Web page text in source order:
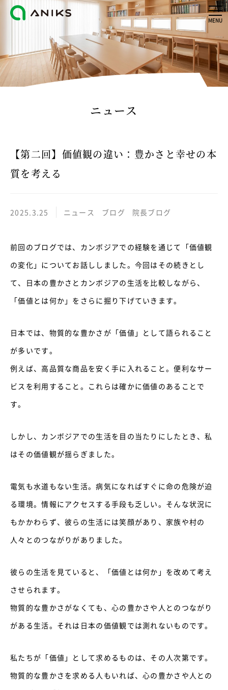
MENU
ニュース
【第二回】価値観の違い：豊かさと幸せの本
質を考える
2025.3.25 ニュース ブログ 院長ブログ
前回のブログでは、カンボジアでの経験を通じて「価値観
の変化」についてお話ししました。今回はその続きとし
て、日本の豊かさとカンボジアの生活を比較しながら、
「価値とは何か」をさらに掘り下げていきます。
日本では、物質的な豊かさが「価値」として語られること
が多いです。
例えば、高品質な商品を安く手に入れること。便利なサー
ビスを利用すること。これらは確かに価値のあることで
す。
しかし、カンボジアでの生活を目の当たりにしたとき、私
はその価値観が揺らぎました。
電気も水道もない生活。病気になればすぐに命の危険が迫
る環境。情報にアクセスする手段も乏しい。そんな状況に
もかかわらず、彼らの生活には笑顔があり、家族や村の
人々とのつながりがありました。
彼らの生活を見ていると、「価値とは何か」を改めて考え
させられます。
物質的な豊かさがなくても、心の豊かさや人とのつながり
がある生活。それは日本の価値観では測れないものです。
私たちが「価値」として求めるものは、その人次第です。
物質的な豊かさを求める人もいれば、心の豊かさや人との